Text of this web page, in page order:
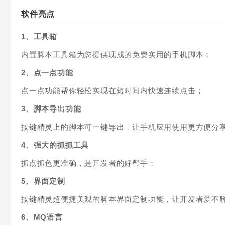
软件亮点
1、工具箱
内置脚本工具箱为您提供现成的免费实用的手机脚本；
2、点一点功能
点一点功能帮你轻松实现在短时间内快速连续点击；
3、脚本导出功能
按键精灵上的脚本可一键导出，让手机应用使用更方便分
4、强大的抓抓工具
抓点抓色更准确，是开发者的好帮手；
5、界面定制
按键精灵超便捷美观的脚本界面定制功能，让开发者爱不
6、MQ语言